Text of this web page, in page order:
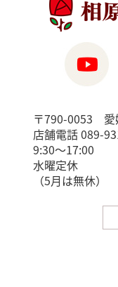
〒790-0053 愛
店舗電話 089-
9:30〜17:00
水曜定休
（5月は無休）